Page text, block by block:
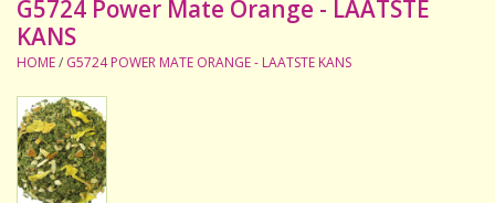
Accessoires
NIEUW! Verpakte thee
BeppeDeli en 8tea1
Contact
G5724 Power Mate Orange - LAATSTE
KANS
HOME/ G5724 POWER MATE ORANGE - LAATSTE KANS